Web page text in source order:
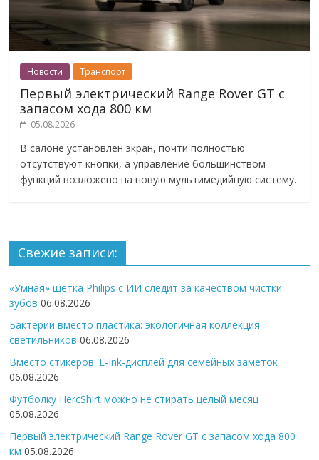
Новости Транспорт
Первый электрический Range Rover GT с
запасом хода 800 км
05.08.2026
В салоне установлен экран, почти полностью
отсутствуют кнопки, а управление большинством
функций возложено на новую мультимедийную систему.
Свежие записи:
«Умная» щётка Philips с ИИ следит за качеством чистки
зубов 06.08.2026
Бактерии вместо пластика: экологичная коллекция
светильников 06.08.2026
Вместо стикеров: E-Ink-дисплей для семейных заметок
06.08.2026
Футболку HercShirt можно не стирать целый месяц
05.08.2026
Первый электрический Range Rover GT с запасом хода 800
км 05.08.2026